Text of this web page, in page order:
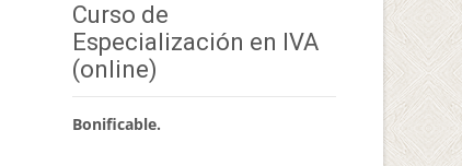
Curso de
Especialización en IVA
(online)
Bonificable.